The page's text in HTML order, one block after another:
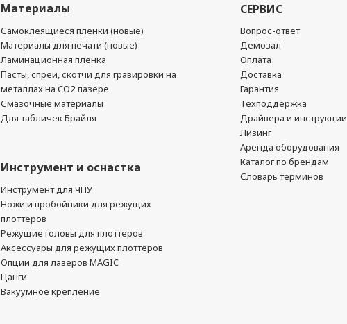
Материалы
Самоклеящиеся пленки (новые)
Материалы для печати (новые)
Ламинационная пленка
Пасты, спреи, скотчи для гравировки на
металлах на CO2 лазере
Смазочные материалы
Для табличек Брайля
Инструмент и оснастка
Инструмент для ЧПУ
Ножи и пробойники для режущих
плоттеров
Режущие головы для плоттеров
Аксессуары для режущих плоттеров
Опции для лазеров MAGIC
Цанги
Вакуумное крепление
СЕРВИС
Вопрос-ответ
Демозал
Оплата
Доставка
Гарантия
Техподдержка
Драйвера и инструкции
Лизинг
Аренда оборудования
Каталог по брендам
Словарь терминов